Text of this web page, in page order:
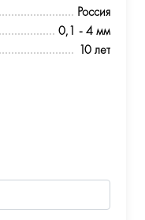
Россия
0,1 - 4 мм
10 лет